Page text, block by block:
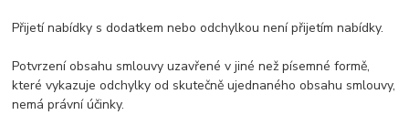
Přijetí nabídky s dodatkem nebo odchylkou není přijetím nabídky.
Potvrzení obsahu smlouvy uzavřené v jiné než písemné formě,
které vykazuje odchylky od skutečně ujednaného obsahu smlouvy,
nemá právní účinky.